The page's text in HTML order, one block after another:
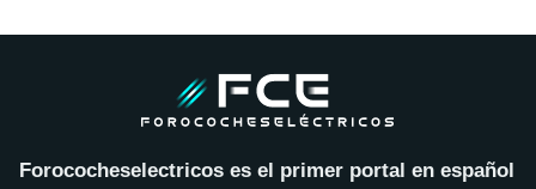
Forococheselectricos es el primer portal en español